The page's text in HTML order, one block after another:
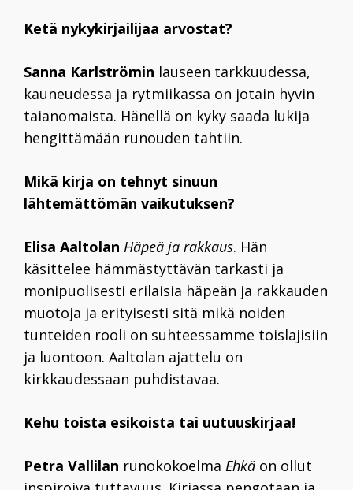
Ketä nykykirjailijaa arvostat?
Sanna Karlströmin lauseen tarkkuudessa,
kauneudessa ja rytmiikassa on jotain hyvin
taianomaista. Hänellä on kyky saada lukija
hengittämään runouden tahtiin.
Mikä kirja on tehnyt sinuun
lähtemättömän vaikutuksen?
Elisa Aaltolan Häpeä ja rakkaus. Hän
käsittelee hämmästyttävän tarkasti ja
monipuolisesti erilaisia häpeän ja rakkauden
muotoja ja erityisesti sitä mikä noiden
tunteiden rooli on suhteessamme toislajisiin
ja luontoon. Aaltolan ajattelu on
kirkkaudessaan puhdistavaa.
Kehu toista esikoista tai uutuuskirjaa!
Petra Vallilan runokokoelma Ehkä on ollut